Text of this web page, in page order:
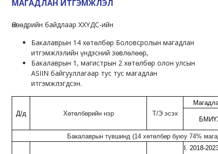
МАГАДЛАН ИТГЭМЖЛЭЛ
Өнөөдрийн байдлаар ХХҮДС-ийн
Бакалаврын 14 хөтөлбөр Боловсролын магадлан
итгэмжлэлийн үндэсний зөвлөлөөр,
Бакалаврын 1, магистрын 2 хөтөлбөр олон улсын
ASIIN байгууллагаар тус тус магадлан
итгэмжлэгдсэн.
Д/д Хөтөлбөрийн нэр Т/Э эсэх
Бакалаврын түвшинд (14 хөтөлбөр буюу 74%
I.